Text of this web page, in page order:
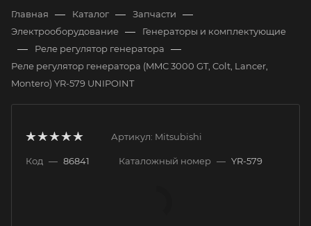
Главная — Каталог — Запчасти —
Электрооборудование — Генераторы и комплектующие
— Реле регулятор генератора —
Реле регулятор генератора (MMC 3000 GT, Colt, Lancer,
Montero) YR-579 UNIPOINT
Артикул: Mitsubishi
Код — 86841 Каталожный номер — YR-579